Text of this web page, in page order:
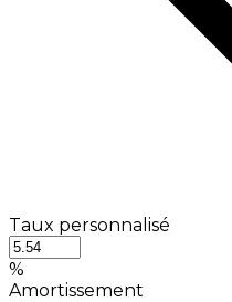
Taux personnalisé
%
Amortissement